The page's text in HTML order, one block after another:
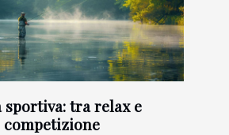
sportiva: tra relax e
competizione